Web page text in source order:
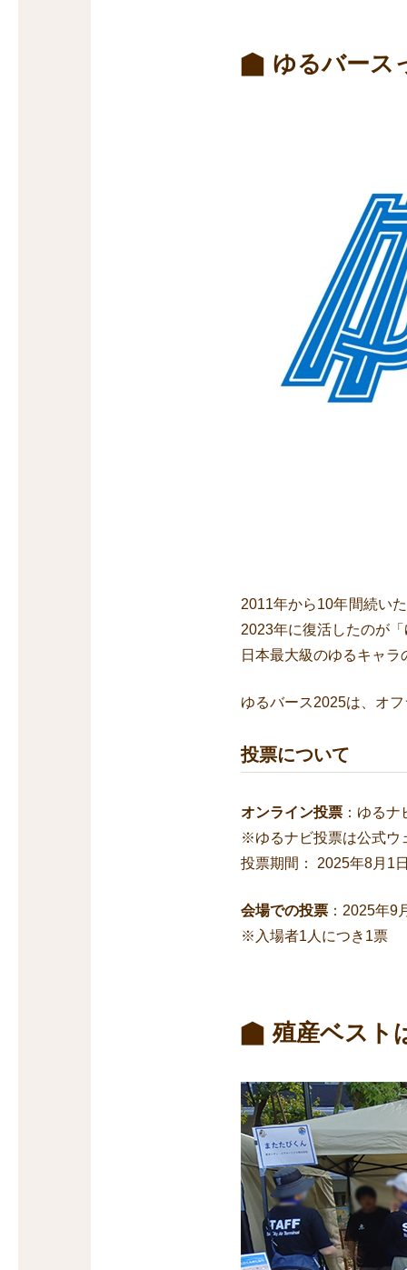
ゆるバース
2011年から10年間続い
2023年に復活したのが
日本最大級のゆるキャラ
ゆるバース2025は、オ
投票について
オンライン投票 ：ゆる
※ゆるナビ投票は公式ウ
投票期間： 2025年8月1
会場での投票 ：2025年9
※入場者1人につき1票
殖産ベスト